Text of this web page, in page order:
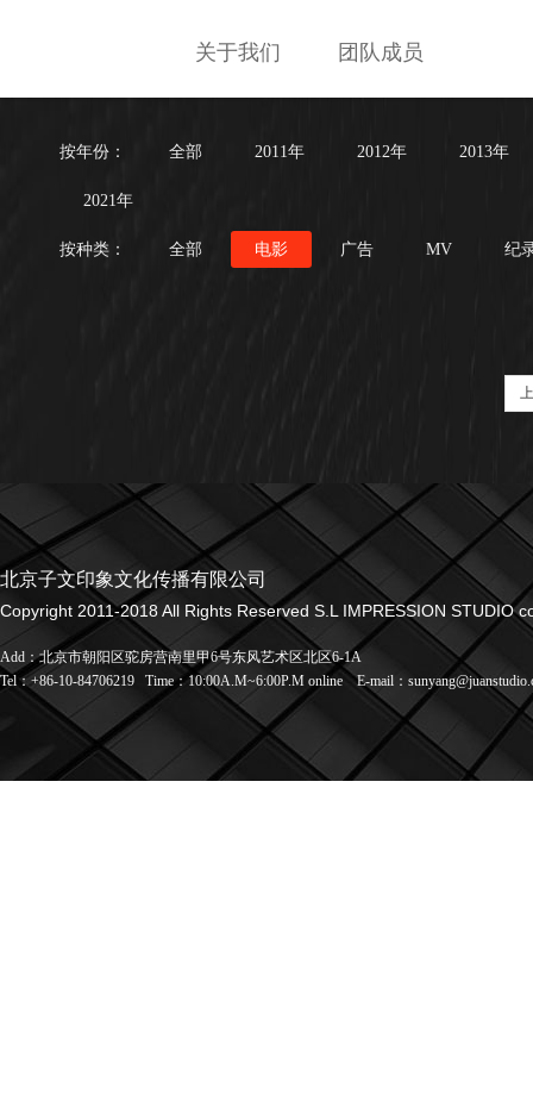
关于我们 团队成员
按年份： 全部 2011年 2012年 2013年
2021年
按种类： 全部 电影 广告 MV 纪
北京子文印象文化传播有限公司
Copyright 2011-2018 All Rights Reserved S.L IMPRESSION STUDIO
Add：北京市朝阳区驼房营南里甲6号东风艺术区北区6-1A
Tel：+86-10-84706219
Time：10:00A.M~6:00P.M onlineE-mail：